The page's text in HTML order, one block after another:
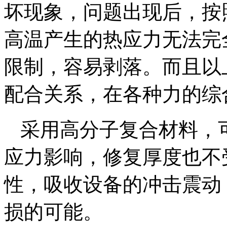
坏现象，问题出现后，
高温产生的热应力无法
限制，容易剥落。而且
配合关系，在各种力的
采用高分子复合材料
应力影响，修复厚度也
性，吸收设备的冲击震
损的可能。